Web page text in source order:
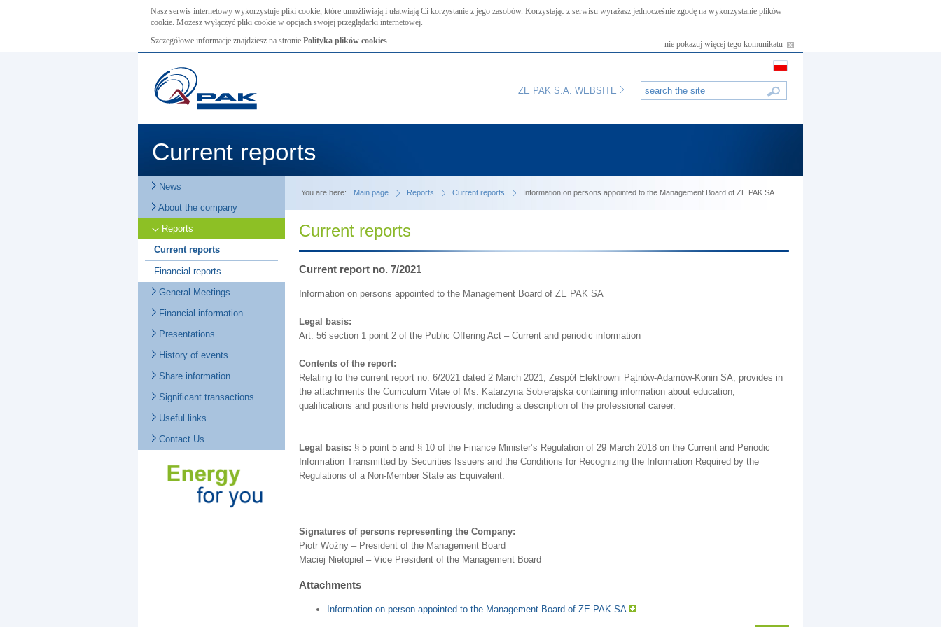
Nasz serwis internetowy wykorzystuje pliki cookie, które umożliwiają i ułatwiają Ci korzystanie z jego zasobów. Korzystając z serwisu wyrażasz jednocześnie zgodę na wykorzystanie plików
cookie. Możesz wyłączyć pliki cookie w opcjach swojej przeglądarki internetowej.
Szczegółowe informacje znajdziesz na stronie Polityka plików cookies nie pokazuj więcej tego komunikatu
ZE PAK S.A. WEBSITE
Current reports
News
About the company
Reports
Current reports
Financial reports
General Meetings
Financial information
Presentations
History of events
Share information
Significant transactions
Useful links
Contact Us
You are here: Main page Reports Current reports Information on persons appointed to the Management Board of ZE PAK SA
Current reports
Current report no. 7/2021
Information on persons appointed to the Management Board of ZE PAK SA
Legal basis:
Art. 56 section 1 point 2 of the Public Offering Act – Current and periodic information
Contents of the report:
Relating to the current report no. 6/2021 dated 2 March 2021, Zespół Elektrowni Pątnów-Adamów-Konin SA, provides in
the attachments the Curriculum Vitae of Ms. Katarzyna Sobierajska containing information about education,
qualifications and positions held previously, including a description of the professional career.
Legal basis: § 5 point 5 and § 10 of the Finance Minister’s Regulation of 29 March 2018 on the Current and Periodic
Information Transmitted by Securities Issuers and the Conditions for Recognizing the Information Required by the
Regulations of a Non-Member State as Equivalent.
Signatures of persons representing the Company:
Piotr Woźny – President of the Management Board
Maciej Nietopiel – Vice President of the Management Board
Attachments
Information on person appointed to the Management Board of ZE PAK SA